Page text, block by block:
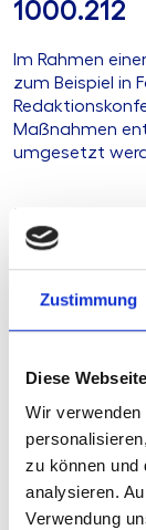
Zustimmung
Diese
Wir
zu können und
analysieren.
Verwendung
1000.212
Im Rahmen
zum Beispiel in
Maßnahmen
umgesetzt
Produkttyp
Stand
Geplante